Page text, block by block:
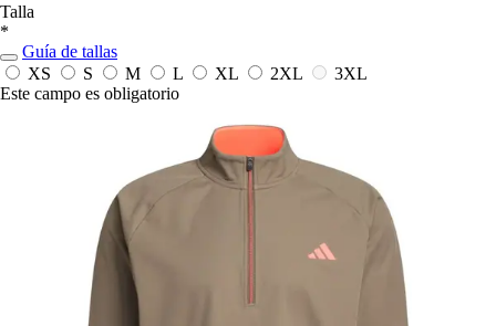
Talla
*
Guía de tallas
XS
S M L XL 2XL
3XL
Este campo es obligatorio